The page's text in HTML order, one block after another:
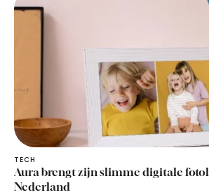
TECH
Aura brengt zijn slimme digitale
Nederland